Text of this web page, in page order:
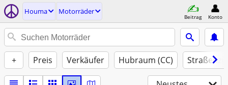
Houma Motorräder
Beitrag Konto
+ Preis Verkäufer Hubraum (CC)